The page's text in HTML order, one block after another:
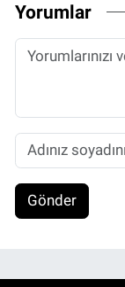
Yorumlar
Gönder